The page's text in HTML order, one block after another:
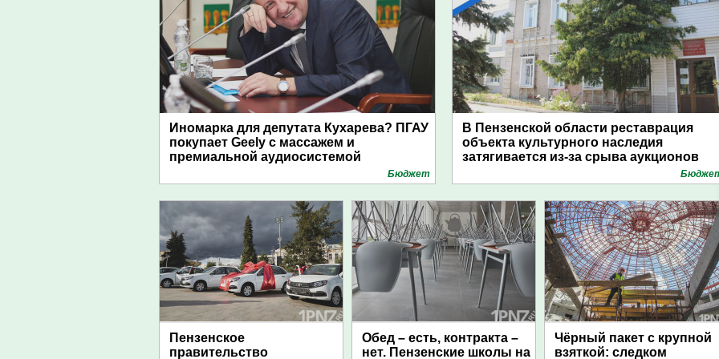
Иномарка для депутата Кухарева? ПГАУ
покупает Geely с массажем и
премиальной аудиосистемой
Бюджет
В Пензенской области реставрация
объекта культурного наследия
затягивается из-за срыва аукционов
Пензенское
правительство
Обед – есть, контракта –
нет. Пензенские школы на
Чёрный пакет с крупной
взяткой: следком